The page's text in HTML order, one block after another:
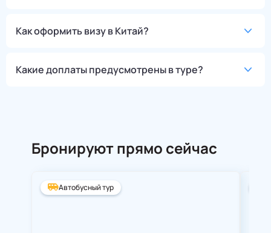
Как оформить визу в Китай?
Какие доплаты предусмотрены в туре?
Бронируют прямо сейчас
Автобусный тур